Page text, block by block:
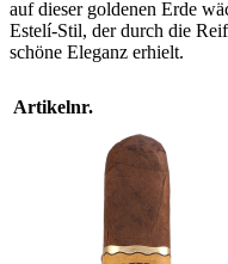
auf dieser goldenen Erde
Estelí-Stil, der durch die
schöne Eleganz erhielt.
Artikelnr.